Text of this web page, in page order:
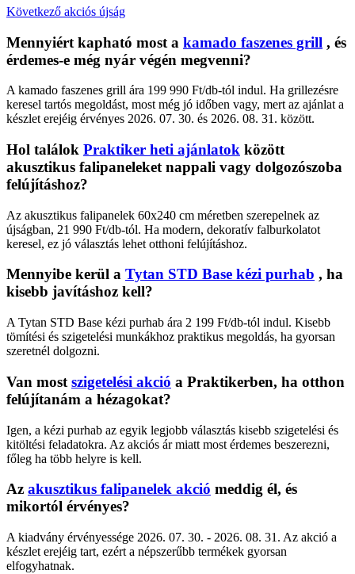
Következő akciós újság
Mennyiért kapható most a kamado faszenes grill , és
érdemes-e még nyár végén megvenni?
A kamado faszenes grill ára 199 990 Ft/db-tól indul. Ha grillezésre
keresel tartós megoldást, most még jó időben vagy, mert az ajánlat a
készlet erejéig érvényes 2026. 07. 30. és 2026. 08. 31. között.
Hol találok Praktiker heti ajánlatok között
akusztikus falipaneleket nappali vagy dolgozószoba
felújításhoz?
Az akusztikus falipanelek 60x240 cm méretben szerepelnek az
újságban, 21 990 Ft/db-tól. Ha modern, dekoratív falburkolatot
keresel, ez jó választás lehet otthoni felújításhoz.
Mennyibe kerül a Tytan STD Base kézi purhab , ha
kisebb javításhoz kell?
A Tytan STD Base kézi purhab ára 2 199 Ft/db-tól indul. Kisebb
tömítési és szigetelési munkákhoz praktikus megoldás, ha gyorsan
szeretnél dolgozni.
Van most szigetelési akció a Praktikerben, ha otthon
felújítanám a hézagokat?
Igen, a kézi purhab az egyik legjobb választás kisebb szigetelési és
kitöltési feladatokra. Az akciós ár miatt most érdemes beszerezni,
főleg ha több helyre is kell.
Az akusztikus falipanelek akció meddig él, és
mikortól érvényes?
A kiadvány érvényessége 2026. 07. 30. - 2026. 08. 31. Az akció a
készlet erejéig tart, ezért a népszerűbb termékek gyorsan
elfogyhatnak.